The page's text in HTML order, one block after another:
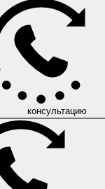
консультацию